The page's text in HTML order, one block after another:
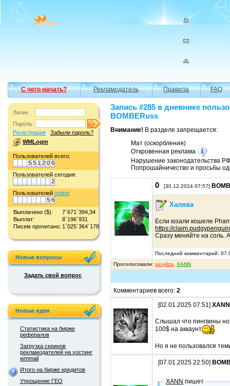
С чего начать? Рекламодатель Правила FAQ
Логин:
Пароль:
Регистрация
Забыли пароль?
WMLogin
Пользователей всего:
5 5 1 2 0 6
Пользователей сегодня:
2
Пользователей online:
5 6
Выплачено ($):
7`671`394,34
Выплат:
8`196`931
Писем прочитано: 1`025`364`178
Новые вопросы
Задать свой вопрос
Новые идеи
Статистика на бирже
рефералов
Загрузка скринов
рекламодателей на хостинг
wmmail
Итого на бирже кредитов
Упрощение ГЕО
Запись #285 в дневнике
BOMBERuss
Внимание! В разделе запрещается:
Мат (оскорбления)
Откровенная реклама
Нарушение законодательства РФ
Попрошайничество и просьбы
0 [30.12.2024 07:57]
Халява
Если юзали кошеле
https://
Сразу меняйте на соль.
Последний комментарий:
Проголосовали: sexyliza XANN
Комментариев всего: 2
[02.01.2025 07:51] XANN
Слышал что пингвины
100$ на аккаунт
Но я не пользовался
[07.01.2025 22:50]
XANN пишет